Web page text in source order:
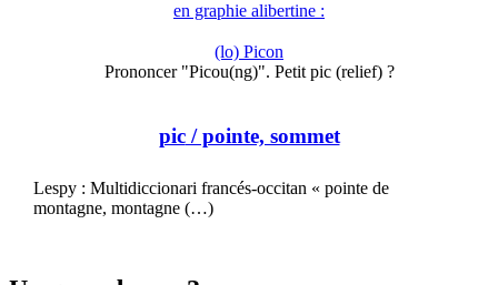
en graphie alibertine :
(lo) Picon
Prononcer "Picou(ng)". Petit pic (relief) ?
pic/ pointe, sommet
Lespy : Multidiccionari francés-occitan « pointe de
montagne, montagne (…)